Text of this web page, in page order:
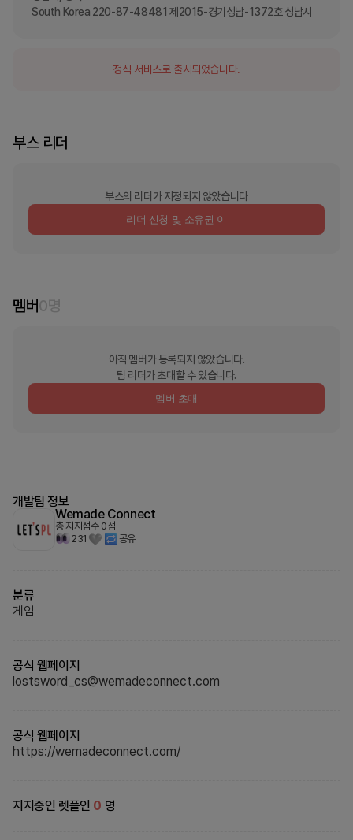
South Korea 220-87-48481 제2015-경기성남-1372호 성남시
정식 서비스로 출시되었습니다.
부스 리더
부스의 리더가 지정되지 않았습니다
리더 신청 및 소유권 이
멤버0명
아직 멤버가 등록되지 않았습니다.
팀 리더가 초대할 수 있습니다.
멤버 초대
개발팀 정보
Wemade Connect
총 지지점수 0점
231
공유
분류
게임
공식 웹페이지
lostsword_cs@wemadeconnect.com
공식 웹페이지
https://wemadeconnect.com/
지지중인 렛플인 0 명